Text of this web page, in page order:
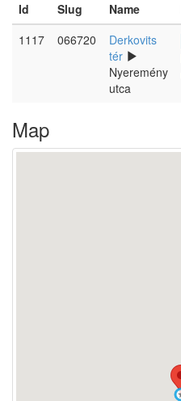
Id Slug Name
1117
066720
Derkovits
tér
Nyeremény
utca
Map